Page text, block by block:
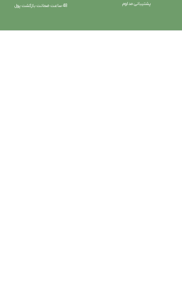
پشتیبانی مداوم 48 ساعت ضمانت بازگش ت پول